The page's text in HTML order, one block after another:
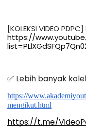
https://
✅ Lebih banyak
https://
mengikut.html
https://t.me/